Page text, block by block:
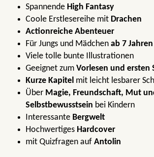
Spannende High Fantasy
Coole Erstlesereihe mit Drachen
Actionreiche Abenteuer
Für Jungs und Mädchen ab 7 Jahren
Viele tolle bunte Illustrationen
Geeignet zum Vorlesen und ersten
Kurze Kapitel mit leicht lesbarer
Über Magie, Freundschaft, Mut
Selbstbewusstsein bei Kindern
Interessante Bergwelt
Hochwertiges Hardcover
mit Quizfragen auf Antolin